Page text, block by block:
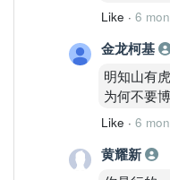
Like · 6
金龙柯基
明知山有
为何不要
Like · 6
黄耀新